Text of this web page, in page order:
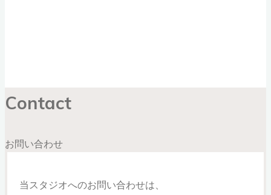
Contact
お問い合わせ
当スタジオへのお問い合わせは、